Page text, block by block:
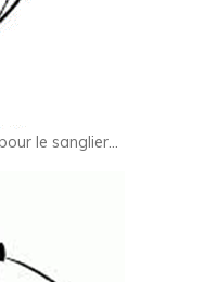
le sanglier…